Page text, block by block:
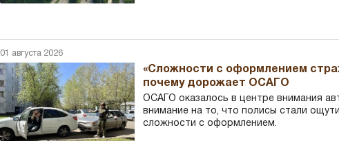
01 августа 2026
«Сложности с оформлением
почему дорожает ОСАГО
ОСАГО оказалось в центре внимания
внимание на то, что полисы стали
сложности с оформлением.